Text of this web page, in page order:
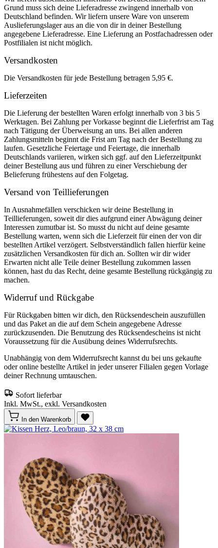
Grund muss sich deine Lieferadresse zwingend innerhalb von
Deutschland befinden. Wir liefern unsere Ware von unserem
Auslieferungslager aus an die von dir in deiner Bestellung
angegebene Lieferadresse. Eine Lieferung an Postfachadressen oder
Postfilialen ist nicht möglich.
Versandkosten
Die Versandkosten für jede Bestellung betragen 5,95 €.
Lieferzeiten
Die Lieferung der bestellten Waren erfolgt innerhalb von 3 bis 5
Werktagen. Bei Zahlung per Vorkasse beginnt die Lieferfrist am Tag
nach Tätigung der Überweisung an uns. Bei allen anderen
Zahlungsmitteln beginnt die Frist am Tag nach der Bestellung zu
laufen. Gesetzliche Feiertage und Feiertage, die innerhalb
Deutschlands variieren, wirken sich ggf. auf den Lieferzeitpunkt
deiner Bestellung aus und führen zu einer Verschiebung der
Belieferung frühestens auf den Folgetag.
Versand von Teillieferungen
In Ausnahmefällen verschicken wir deine Bestellung in
Teillieferungen, soweit dir dies aufgrund einer Abwägung deiner
Interessen zumutbar ist. So musst du nicht auf deine gesamte
Bestellung warten, wenn sich die Lieferzeit für einen der von dir
bestellten Artikel verzögert. Selbstverständlich fallen hierfür keine
zusätzlichen Versandkosten für dich an. Sollten wir dir wider
Erwarten nicht alle Teile deiner Bestellung zukommen lassen
können, hast du das Recht, deine gesamte Bestellung rückgängig zu
machen.
Widerruf und Rückgabe
Für Rückgaben bitten wir dich, den Rücksendeschein auszufüllen
und das Paket an die auf dem Schein angegebene Adresse
zurückzusenden. Die Benutzung des Rücksendescheins ist nicht
Voraussetzung für die Ausübung deines Widerrufsrechts.
Unabhängig von dem Widerrufsrecht kannst du bei uns gekaufte
oder online bestellte Artikel in jeder unserer Filialen gegen Vorlage
deiner Rechnung umtauschen.
Sofort lieferbar
Inkl. MwSt., exkl. Versandkosten
In den Warenkorb